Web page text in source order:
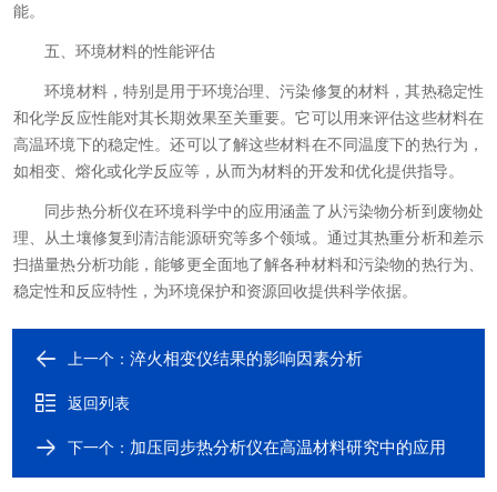
能。
五、环境材料的性能评估
环境材料，特别是用于环境治理、污染修复的材料，其热稳定性
和化学反应性能对其长期效果至关重要。它可以用来评估这些材料在
高温环境下的稳定性。还可以了解这些材料在不同温度下的热行为，
如相变、熔化或化学反应等，从而为材料的开发和优化提供指导。
同步热分析仪在环境科学中的应用涵盖了从污染物分析到废物处
理、从土壤修复到清洁能源研究等多个领域。通过其热重分析和差示
扫描量热分析功能，能够更全面地了解各种材料和污染物的热行为、
稳定性和反应特性，为环境保护和资源回收提供科学依据。
上一个：淬火相变仪结果的影响因素分析
返回列表
下一个： 加压同步热分析仪在高温材料研究中的应用